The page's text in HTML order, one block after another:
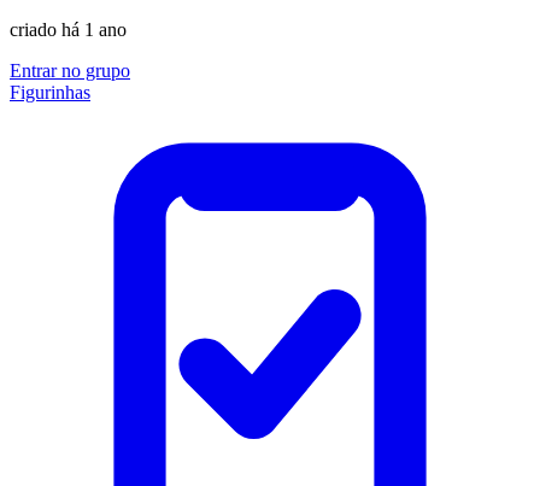
criado há 1 ano
Entrar no grupo
Figurinhas